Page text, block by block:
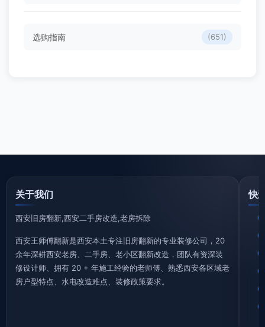
选购指南 (651)
关于我们
西安旧房翻新,西安二手房改造,老房拆除
西安王师傅翻新是西安本土专注旧房翻新的专业装修公司，20
余年深耕西安老房、二手房、老小区翻新改造，团队有资深装
修设计师、拥有 20 + 年施工经验的老师傅、熟悉西安各区域老
房户型特点、水电改造难点、装修政策要求。
快